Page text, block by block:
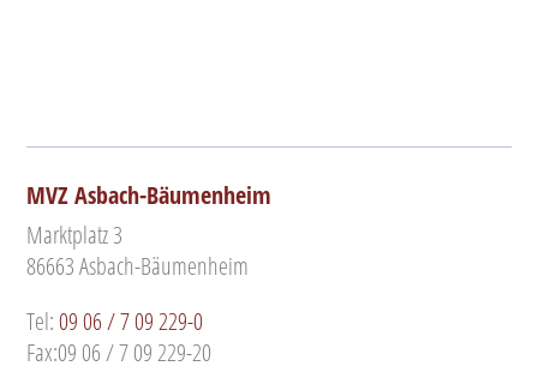
MVZ Asbach-Bäumenheim
Marktplatz 3
86663 Asbach-Bäumenheim
Tel:09 06 / 7 09 229-0
Fax:09 06 / 7 09 229-20